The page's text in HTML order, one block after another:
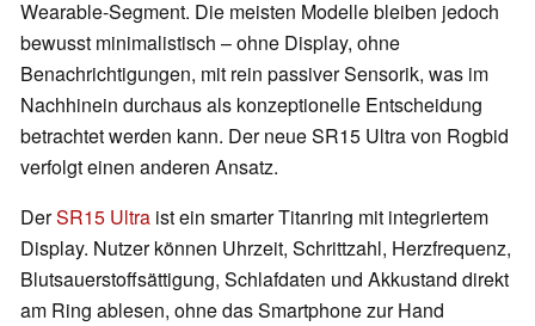
Wearable-Segment. Die meisten Modelle bleiben jedoch
bewusst minimalistisch – ohne Display, ohne
Benachrichtigungen, mit rein passiver Sensorik, was im
Nachhinein durchaus als konzeptionelle Entscheidung
betrachtet werden kann. Der neue SR15 Ultra von Rogbid
verfolgt einen anderen Ansatz.
DerSR15 Ultra ist ein smarter Titanring mit integriertem
Display. Nutzer können Uhrzeit, Schrittzahl, Herzfrequenz,
Blutsauerstoffsättigung, Schlafdaten und Akkustand direkt
am Ring ablesen, ohne das Smartphone zur Hand